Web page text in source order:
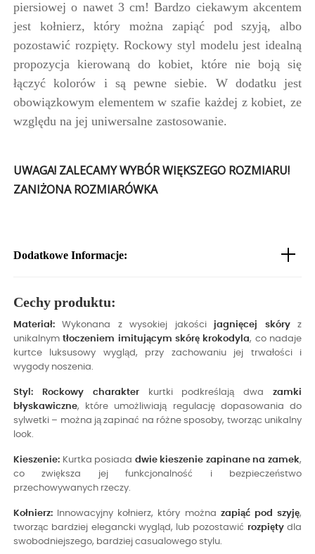
piersiowej o nawet 3 cm! Bardzo ciekawym akcentem
jest kołnierz, który można zapiąć pod szyją, albo
pozostawić rozpięty. Rockowy styl modelu jest idealną
propozycja kierowaną do kobiet, które nie boją się
łączyć kolorów i są pewne siebie. W dodatku jest
obowiązkowym elementem w szafie każdej z kobiet, ze
względu na jej uniwersalne zastosowanie.
UWAGA! ZALECAMY WYBÓR WIĘKSZEGO ROZMIARU!
ZANIŻONA ROZMIARÓWKA
Dodatkowe Informacje:
Cechy produktu:
Materiał: Wykonana z wysokiej jakości jagnięcej skóryz
unikalnymtłoczeniem imitującym skórę krokodyla, co nadaje
kurtce luksusowy wygląd, przy zachowaniu jej trwałości i
wygody noszenia.
Styl: Rockowy charakterkurtki podkreślają dwazamki
błyskawiczne, które umożliwiają regulację dopasowania do
sylwetki – można ją zapinać na różne sposoby, tworząc unikalny
look.
Kieszenie: Kurtka posiada dwie kieszenie zapinane na zamek,
co zwiększa jej funkcjonalność i bezpieczeństwo
przechowywanych rzeczy.
Kołnierz: Innowacyjny kołnierz, który można zapiąć pod szyję,
tworząc bardziej elegancki wygląd, lub pozostawić rozpiętydla
swobodniejszego, bardziej casualowego stylu.